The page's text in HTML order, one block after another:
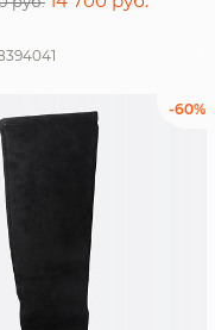
394041
-60%